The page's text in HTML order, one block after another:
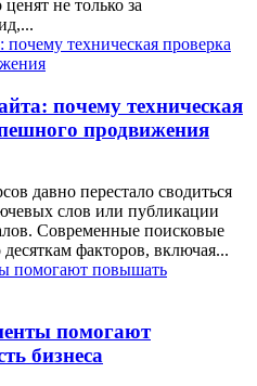
не только за
почему техническая
продвижения
давно перестало сводиться
слов или публикации
Современные поисковые
факторов, включая...
помогают
бизнеса